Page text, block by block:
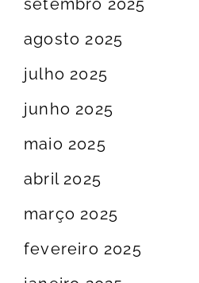
agosto 2025
julho 2025
junho 2025
maio 2025
abril 2025
março 2025
fevereiro 2025